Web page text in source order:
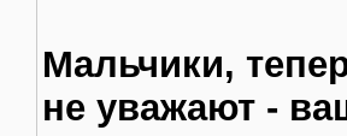
Мальчики,
не уважают -